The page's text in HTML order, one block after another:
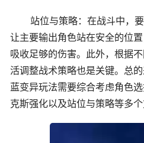
站位与策略：在战斗中，
让主要输出角色站在安全的位
吸收足够的伤害。此外，根据
活调整战术策略也是关键。总
蓝变异玩法需要综合考虑角色
克斯强化以及站位与策略等多个